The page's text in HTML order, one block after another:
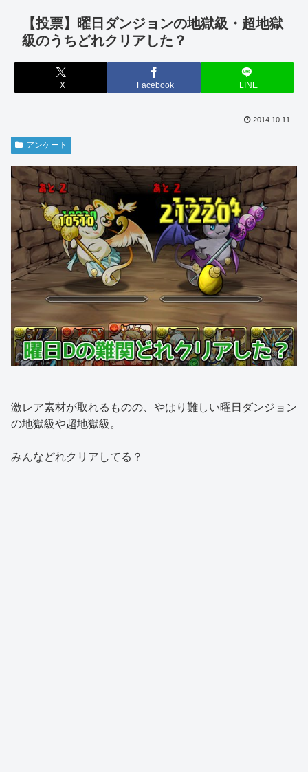
【投票】曜日ダンジョンの地獄級・超地獄
級のうちどれクリアした？
X Facebook LINE
2014.10.11
アンケート
激レア素材が取れるものの、やはり難しい曜日ダンジョン
の地獄級や超地獄級。
みんなどれクリアしてる？